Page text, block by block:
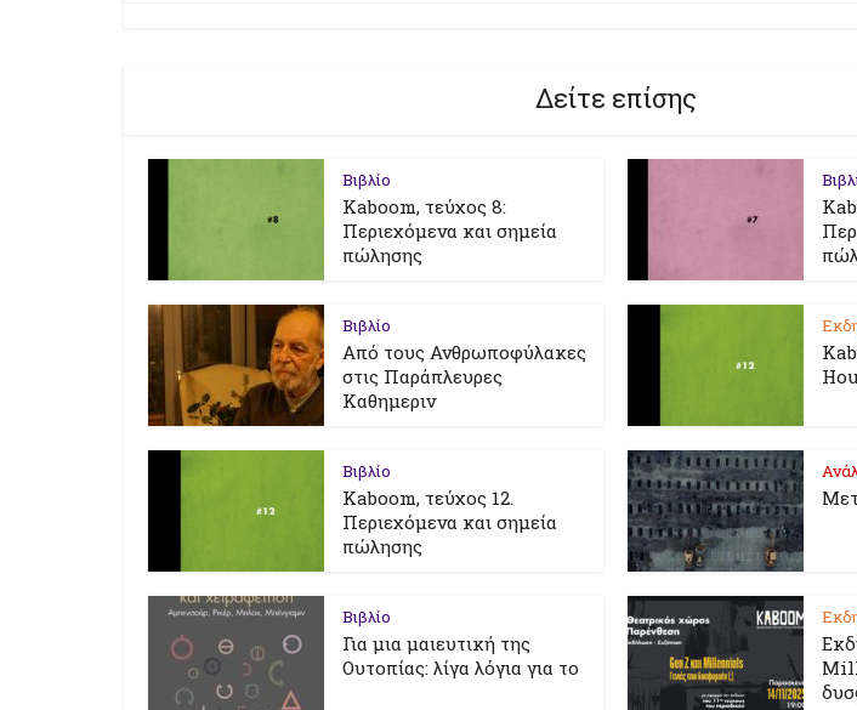
Δείτε επίσης
Βιβλίο
Kaboom, τεύχος 8:
Περιεχόμενα και σημεία
πώλησης
Βιβλίο
Από τους Ανθρωποφύλακες
στις Παράπλευρες
Καθημεριν
Βιβλίο
Kaboom, τεύχος 12.
Περιεχόμενα και σημεία
πώλησης
Βιβλίο
Για μια μαιευτική της
Ουτοπίας: λίγα λόγια για το